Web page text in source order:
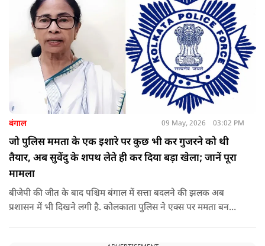
बंगाल 09 May, 2026 03:02 PM
जो पुलिस ममता के एक इशारे पर कुछ भी कर गुजरने को थी
तैयार, अब सुवेंदु के शपथ लेते ही कर दिया बड़ा खेला; जानें पूरा
मामला
बीजेपी की जीत के बाद पश्चिम बंगाल में सत्ता बदलने की झलक अब
प्रशासन में भी दिखने लगी है. कोलकाता पुलिस ने एक्स पर ममता बनर्जी